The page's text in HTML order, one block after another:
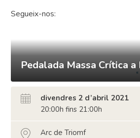
Segueix-nos:
Pedalada Massa Crítica
divendres 2 d’abril 2021
20:00h fins 21:00h
Arc de Triomf